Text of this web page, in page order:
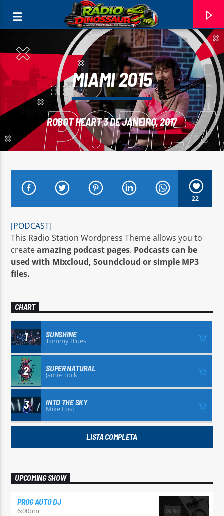
FAIXA ATUAL
PORTUGAL NAO DORME NO VERAO
MIAMI 2015
ROBOT HEART 3 DE JANEIRO, 2017
22
[PODCAST]
This Radio Station Wordpress Theme allows you to
createamazing podcast pages. Podcasts can be
used with Mixcloud, Soundcloud or simple MP3
files.
CHART
1 SUNSHINE
Tommy Blues
2 SUPER NATURAL
Jamie Tock
3 INTO THE SKY
Mike Lost
LISTA COMPLETA
UPCOMING SHOW
PROG AUTO DJ
6:00pm